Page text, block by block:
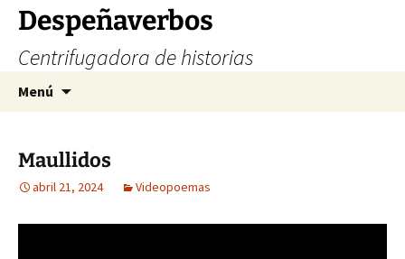
Saltar
contenido
Despeñaverbos
Centrifugadora de historias
Menú
Maullidos
abril 21, 2024 Videopoemas